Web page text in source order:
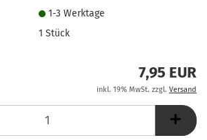
1-3 Werktage
1Stück
7,95 EUR
inkl. 19% MwSt. zzgl. Versand